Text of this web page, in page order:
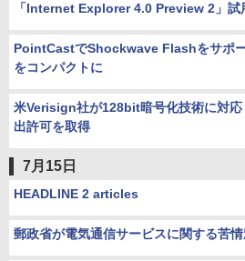
「Internet Explorer 4.0 Preview 2」試
PointCastでShockwave Flashをサポ
をコンパクトに
米Verisign社が128bit暗号化技術に対応
出許可を取得
7月15日
HEADLINE 2 articles
郵政省が電気通信サービスに関する苦